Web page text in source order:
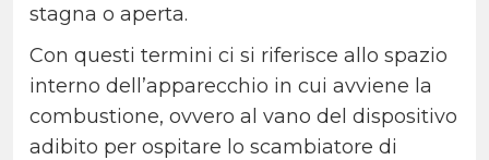
stagna o aperta.
Con questi termini ci si riferisce allo spazio
interno dell’apparecchio in cui avviene la
combustione, ovvero al vano del dispositivo
adibito per ospitare lo scambiatore di